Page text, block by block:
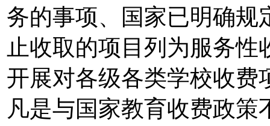
务的事项、国家已明确规
止收取的项目列为服务
开展对各级各类学校收费
凡是与国家教育收费政